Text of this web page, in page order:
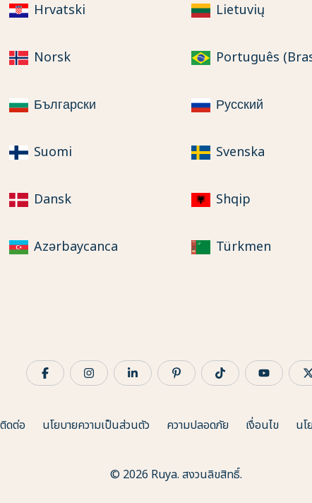
Hrvatski Lietuvių
Norsk Português
Български Русский
Suomi Svenska
Dansk Shqip
Azərbaycanca Türkmen
ติดต่อ นโยบายความเป็นส่วนตัว ความปลอดภัย เงื่อนไข นโ
© 2026 Ruya. สงวนลิขสิทธิ์.